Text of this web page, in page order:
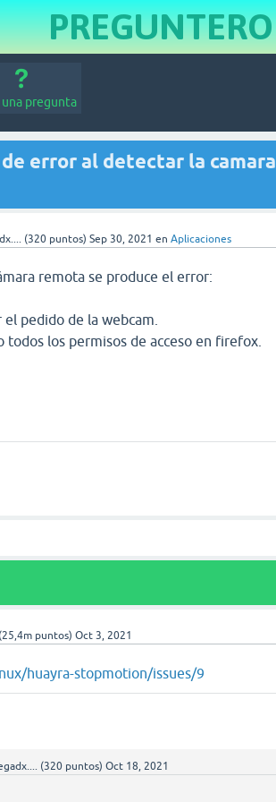
PREGUNTERO
una pregunta
error al detectar la camara
(320 puntos) Sep 30, 2021 en Aplicaciones
remota se produce el error:
pedido de la webcam.
todos los permisos de acceso en firefox.
(25,4m puntos) Oct 3, 2021
huayra-stopmotion/issues/9
(320 puntos) Oct 18, 2021